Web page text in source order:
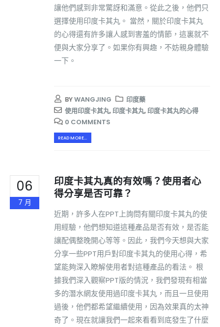
讓他們感到非常驚訝和滿意。從此之後，他們只
選擇使用印度卡其丸。 當然，關於印度卡其丸
的心得還有許多讓人感到害羞的情節，這裏就不
便與大家分享了。如果你有興趣，不妨親身體驗
一下。
BYWANGJING
印度藥
使用印度卡其丸,印度卡其丸,印度卡其丸的心得
0 COMMENTS
READ MORE...
06
7 月
印度卡其丸真的有效嗎？使用者心
得分享是否可靠？
近期，許多人在PPT上詢問有關印度卡其丸的使
用經驗，他們想知道這種產品是否有效，是否能
讓配偶整晚開心等等。因此，我們今天想與大家
分享一些PPT用戶對印度卡其丸的使用心得，希
望能夠深入瞭解使用者對這種產品的看法。 根
據我們深入觀察PPT版的情況，我們發現有相當
多的潛水網友使用過印度卡其丸，而且一旦使用
過後，他們都希望繼續使用，因為效果真的太神
奇了。現在就讓我們一起來看看到底發生了什麼